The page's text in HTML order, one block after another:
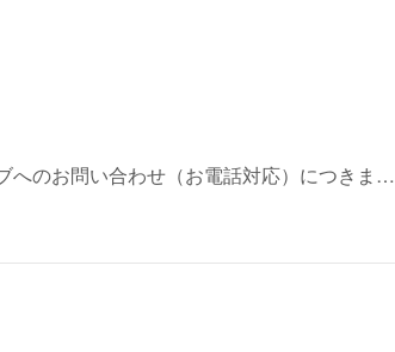
へのお問い合わせ（お電話対応）につきま…